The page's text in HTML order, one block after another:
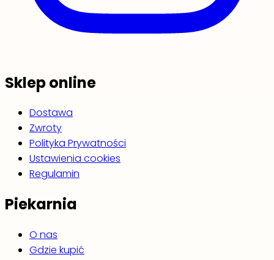
Sklep online
Dostawa
Zwroty
Polityka Prywatności
Ustawienia cookies
Regulamin
Piekarnia
O nas
Gdzie kupić